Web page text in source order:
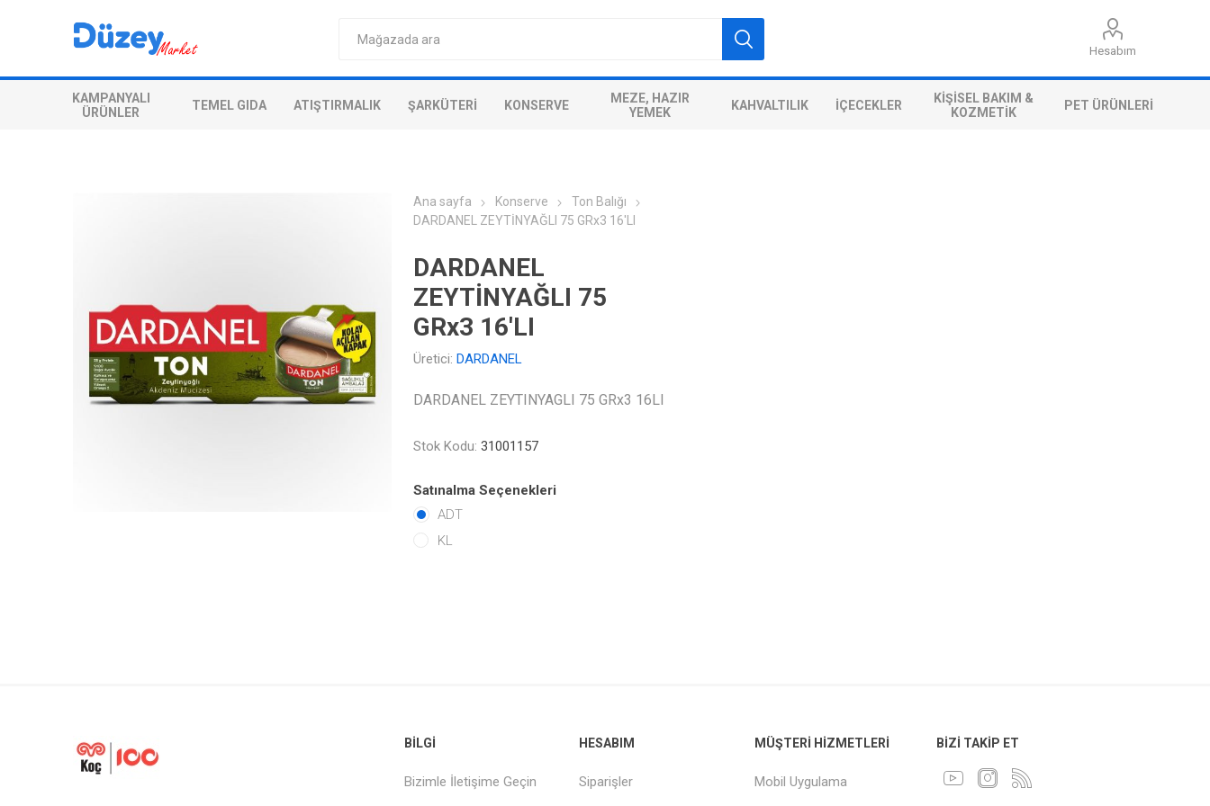
Hesabım
KAMPANYALI
ÜRÜNLER
TEMEL GIDA ATIŞTIRMALIK ŞARKÜTERI KONSERVE
MEZE, HAZIR
YEMEK
KAHVALTILIK İÇECEKLER
KIŞISEL BAKIM &
KOZMETIK
PET ÜRÜNLERI
Ana sayfa Konserve
Ton Balığı
DARDANEL ZEYTİNYAĞLI 75 GRx3 16'LI
DARDANEL
ZEYTİNYAĞLI 75
GRx3 16'LI
Üretici: DARDANEL
DARDANEL ZEYTINYAGLI 75 GRx3 16LI
Stok Kodu: 31001157
Satınalma Seçenekleri
ADT
KL
BILGI
Bizimle İletişime Geçin
HESABIM
Siparişler
MÜŞTERI HIZMETLERI
Mobil Uygulama
BIZI TAKIP ET